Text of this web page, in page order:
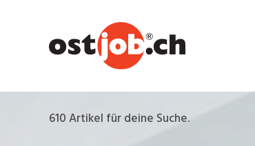
610Artikel für deine Suche.